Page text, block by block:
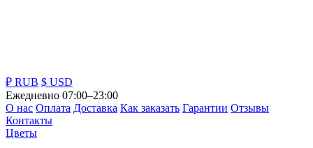
₽ RUB $ USD
Ежедневно 07:00–23:00
О нас Оплата Доставка Как заказать Гарантии Отзывы
Контакты
Цветы